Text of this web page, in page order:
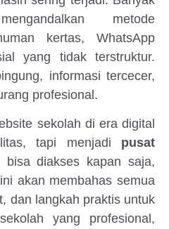
metode
kertas, WhatsApp
yang tidak terstruktur.
informasi tercecer,
profesional.
sekolah di era digital
tapi menjadi pusat
bisa diakses kapan saja,
akan membahas semua
dan langkah praktis untuk
yang profesional,